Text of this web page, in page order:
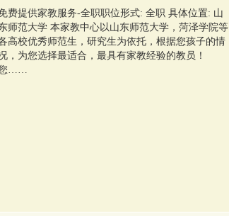
费提供家教服务-全职职位形式: 全职 具体位置: 山
师范大学 本家教中心以山东师范大学，菏泽学院等
高校优秀师范生，研究生为依托，根据您孩子的情
，为您选择最适合，最具有家教经验的教员！
……